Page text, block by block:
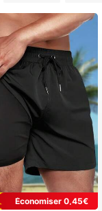
Économiser 0,45€